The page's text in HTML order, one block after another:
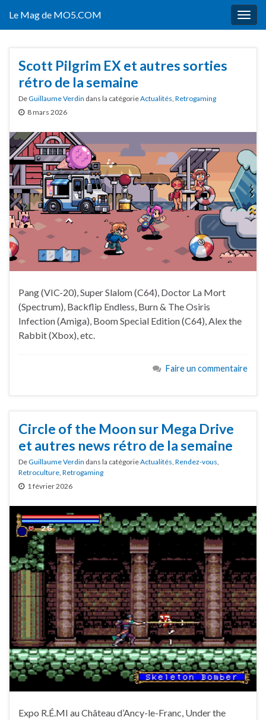
Le Mag de MO5.COM
Scott Pilgrim EX et autres sorties
rétro de la semaine
DeGuillaume Verdin dans la catégorieActualités, Retrogaming
8 mars 2026
Pang (VIC-20), Super Slalom (C64), Doctor La Mort
(Spectrum), Backflip Endless, Burn & The Osiris
Infection (Amiga), Boom Special Edition (C64), Alex the
Rabbit (Xbox), etc.
Faire un commentaire
Circle of the Moon sur Mega Drive
et autres news rétro de la semaine
DeGuillaume Verdin dans la catégorieActualités Rendez-vous
Retroculture Retrogaming
1 février 2026
Expo R.É.MI au Château d’Ancy-le-Franc, Under the